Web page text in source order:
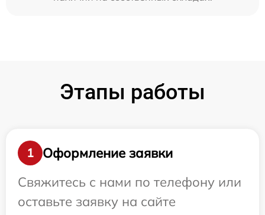
Этапы работы
1
Оформление заявки
Свяжитесь с нами по телефону или
оставьте заявку на сайте